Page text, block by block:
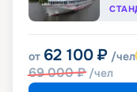
от 62 100 ₽ /чел
69 000₽ /чел